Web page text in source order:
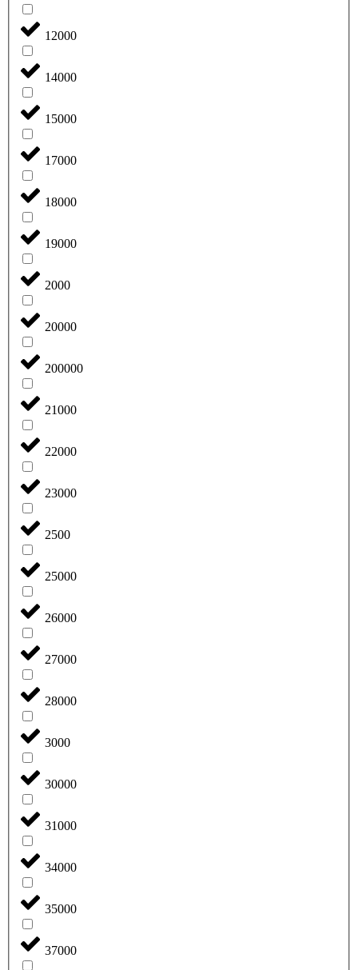
12000
14000
15000
17000
18000
19000
2000
20000
200000
21000
22000
23000
2500
25000
26000
27000
28000
3000
30000
31000
34000
35000
37000